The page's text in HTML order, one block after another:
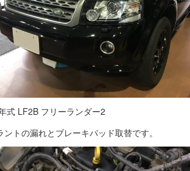
式 LF2B フリーランダー2
ントの漏れとブレーキパッド取替です。